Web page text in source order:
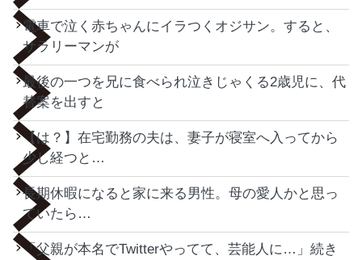
電車で泣く赤ちゃんにイラつくオジサン。すると、
サラリーマンが
最後の一つを兄に食べられ泣きじゃくる2歳児に、代
替案を出すと
【は？】在宅勤務の夫は、妻子が寝室へ入ってから
少し経つと…
長期休暇になると家に来る男性。母の愛人かと思っ
ていたら…
「父親が本名でTwitterやってて、芸能人に…」続き